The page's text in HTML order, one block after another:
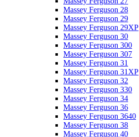
Massey Ferguson 28
Massey Ferguson 29
Massey Ferguson 29XP
Massey Ferguson 30
Massey Ferguson 300
Massey Ferguson 307
Massey Ferguson 31
Massey Ferguson 31XP
Massey Ferguson 32
Massey Ferguson 330
Massey Ferguson 34
Massey Ferguson 36
Massey Ferguson 3640
Massey Ferguson 38
Massey Ferguson 40